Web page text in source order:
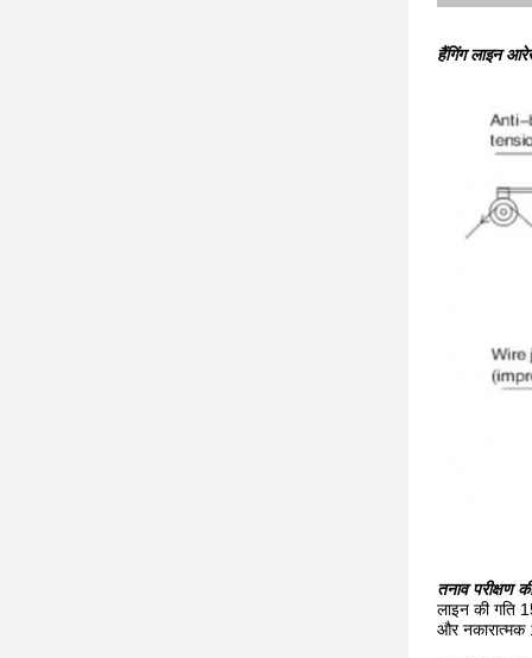
हैंगिंग लाइन
तनाव परीक्षण
लाइन की गति
और नकारात्मक